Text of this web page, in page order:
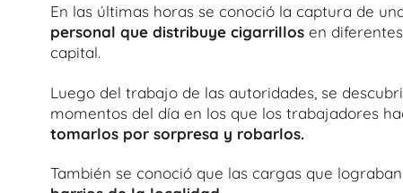
En las últimas horas se conoció la captura de
personal que distribuye cigarrillos en
capital.
Luego del trabajo de las autoridades, se
momentos del día en los que los trabajadores
tomarlos por sorpresa y robarlos.
También se conoció que las cargas que